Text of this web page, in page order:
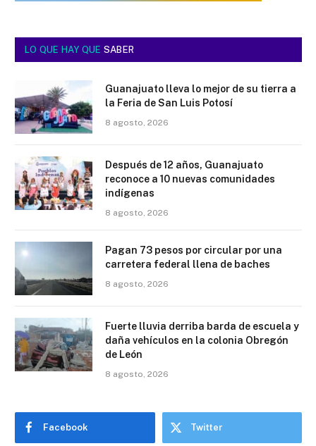
LO QUE HAY QUE SABER
Guanajuato lleva lo mejor de su tierra a
la Feria de San Luis Potosí
8 agosto, 2026
Después de 12 años, Guanajuato
reconoce a 10 nuevas comunidades
indígenas
8 agosto, 2026
Pagan 73 pesos por circular por una
carretera federal llena de baches
8 agosto, 2026
Fuerte lluvia derriba barda de escuela y
daña vehículos en la colonia Obregón
de León
8 agosto, 2026
Facebook Twitter